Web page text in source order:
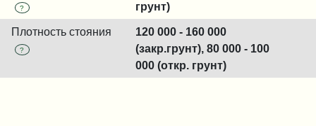
?
грунт)
Плотность стояния
?
120 000 - 160 000
(закр.грунт), 80 000 - 100
000 (откр. грунт)